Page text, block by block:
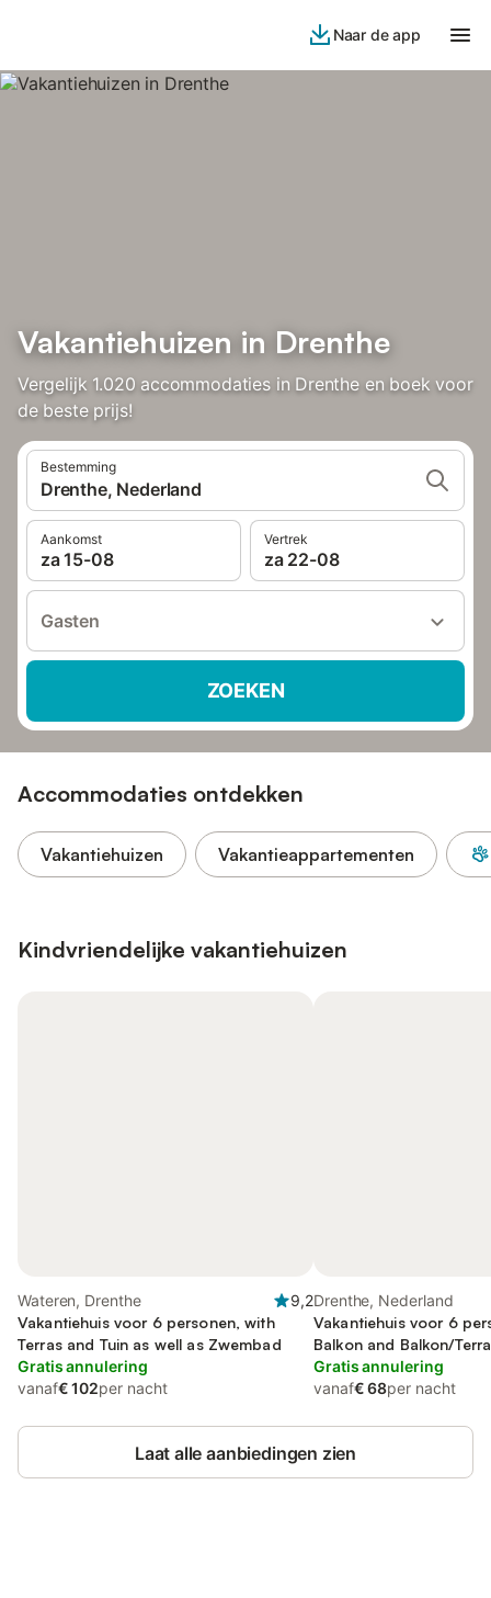
Naar de app
Vakantiehuizen in Drenthe
Vergelijk 1.020 accommodaties in Drenthe en boek voor
de beste prijs!
Bestemming
Drenthe, Nederland
Aankomst
za 15-08
Vertrek
za 22-08
Gasten
ZOEKEN
Accommodaties ontdekken
Vakantiehuizen Vakantieappartementen
Kindvriendelijke vakantiehuizen
Wateren, Drenthe
9,2
Vakantiehuis voor 6 personen, with
Terras and Tuin as well as Zwembad
Gratis annulering
vanaf€ 102per nacht
Drenthe, Nederland
Vakantiehuis voor 6
Balkon and Balkon/
Gratis annulering
vanaf€ 68per nacht
Laat alle aanbiedingen zien